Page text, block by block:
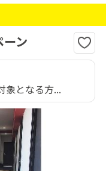
ン
象となる方...